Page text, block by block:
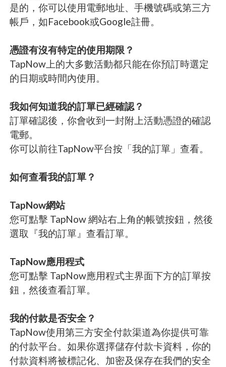
是的，你可以使用電郵地址、手機號碼或第三方
帳戶，如Facebook或Google註冊。
憑證有沒有特定的使用期限？
TapNow上的大多數活動都只能在你預訂時選定
的日期或時間內使用。
我如何知道我的訂單已經確認？
訂單確認後，你會收到一封附上活動憑證的確認
電郵。
你可以前往TapNow平台按「我的訂單」查看。
如何查看我的訂單？
TapNow網站
您可點擊 TapNow 網站右上角的帳號按鈕，然後
選取『我的訂單』查看訂單。
TapNow應用程式
您可點擊 TapNow應用程式主界面下方的訂單按
鈕，然後查看訂單。
我的付款是否安全？
TapNow使用第三方安全付款渠道為你提供可靠
的付款平台。如果你選擇儲存付款卡資料，你的
付款資料將被標記化、加密及保存在我們的安全